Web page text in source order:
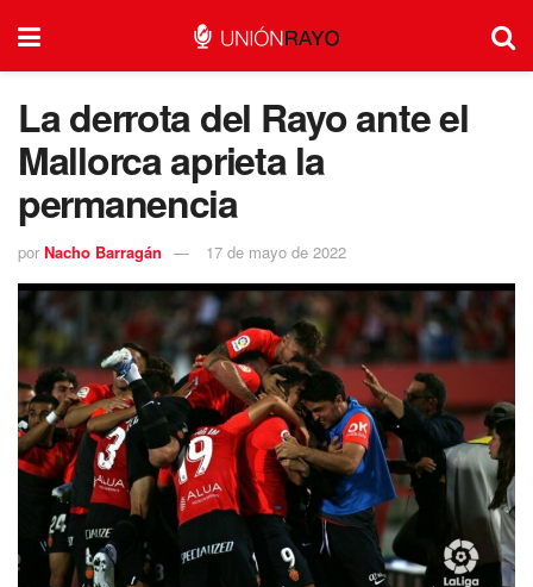
La derrota del Rayo ante el
Mallorca aprieta la
permanencia
por Nacho Barragán 17 de mayo de 2022